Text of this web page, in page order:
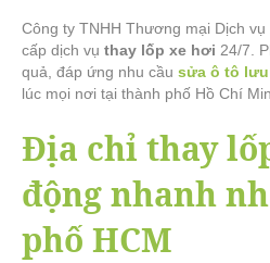
Công ty TNHH Thương mại Dịch
cấp dịch vụ thay lốp xe hơi 24/7.
quả, đáp ứng nhu cầu sửa ô tô
lúc mọi nơi tại thành phố Hồ Chí
Địa chỉ thay
động nhanh
phố HCM